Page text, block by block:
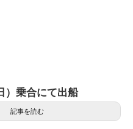
）乗合にて出船
記事を読む